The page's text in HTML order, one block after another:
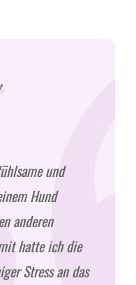
und
Hund
anderen
hatte ich die
Stress an das